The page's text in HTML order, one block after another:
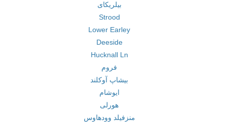
بیلریکای
Strood
Lower Earley
Deeside
Hucknall Ln
فروم
بیشاپ آوکلند
ایوشام
هورلی
منزفیلد وودهاوس